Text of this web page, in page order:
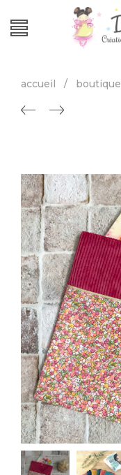
accueil / boutique